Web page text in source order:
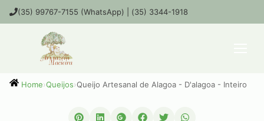
(35) 99767-7155 (WhatsApp) | (35) 3344-1918
Home›Queijos›Queijo Artesanal de Alagoa - D'alagoa - Inteiro